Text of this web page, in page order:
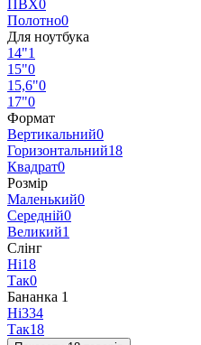
ПВХ0
Полотно0
Для ноутбука
14"1
15"0
15,6"0
17"0
Формат
Вертикальний0
Горизонтальний18
Квадрат0
Розмір
Маленький0
Середній0
Великий1
Слінг
Ні18
Так0
Бананка 1
Ні334
Так18